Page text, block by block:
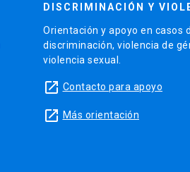
DISCRIMINACIÓN Y
Orientación y apoyo en casos
discriminación, violencia de
violencia sexual.
launch Contacto para apoyo
launch Más orientación